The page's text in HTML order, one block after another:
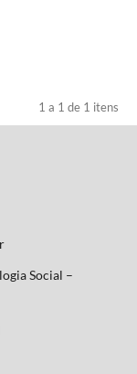
1 a 1 de 1 itens
Social –